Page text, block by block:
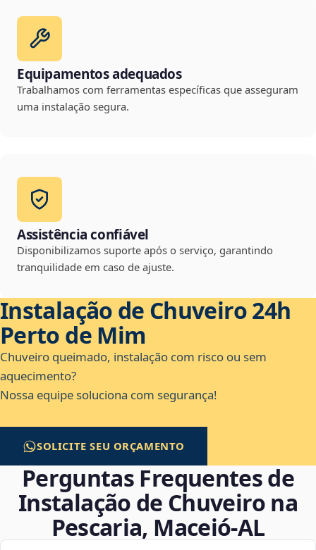
Equipamentos adequados
Trabalhamos com ferramentas específicas que asseguram
uma instalação segura.
Assistência confiável
Disponibilizamos suporte após o serviço, garantindo
tranquilidade em caso de ajuste.
Instalação de Chuveiro 24h
Perto de Mim
Chuveiro queimado, instalação com risco ou sem
aquecimento?
Nossa equipe soluciona com segurança!
SOLICITE SEU ORÇAMENTO
Perguntas Frequentes de
Instalação de Chuveiro na
Pescaria, Maceió‑AL